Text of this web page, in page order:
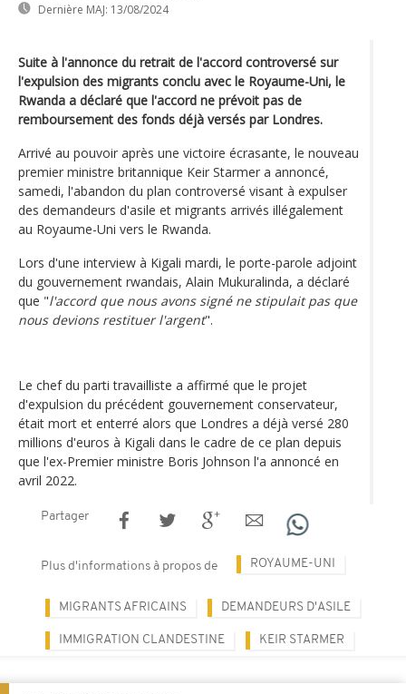
Dernière MAJ: 13/08/2024
Suite à l'annonce du retrait de l'accord controversé sur
l'expulsion des migrants conclu avec le Royaume-Uni, le
Rwanda a déclaré que l'accord ne prévoit pas de
remboursement des fonds déjà versés par Londres.
Arrivé au pouvoir après une victoire écrasante, le nouveau
premier ministre britannique Keir Starmer a annoncé,
samedi, l'abandon du plan controversé visant à expulser
des demandeurs d'asile et migrants arrivés illégalement
au Royaume-Uni vers le Rwanda.
Lors d'une interview à Kigali mardi, le porte-parole adjoint
du gouvernement rwandais, Alain Mukuralinda, a déclaré
que "l'accord que nous avons signé ne stipulait pas que
nous devions restituer l'argent".
Le chef du parti travailliste a affirmé que le projet
d'expulsion du précédent gouvernement conservateur,
était mort et enterré alors que Londres a déjà versé 280
millions d'euros à Kigali dans le cadre de ce plan depuis
que l'ex-Premier ministre Boris Johnson l'a annoncé en
avril 2022.
Partager
Plus d'informations à propos de ROYAUME-UNI
MIGRANTS AFRICAINS DEMANDEURS D'ASILE
IMMIGRATION CLANDESTINE KEIR STARMER